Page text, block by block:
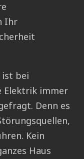
Ihr
ist bei
Elektrik immer
Denn es
Kein
Haus